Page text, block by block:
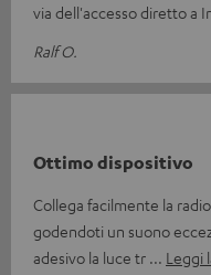
via dell'accesso diretto a
Ralf O.
Ottimo dispositivo
Collega facilmente la
godendoti un suono
adesivo la luce tr
Leggi